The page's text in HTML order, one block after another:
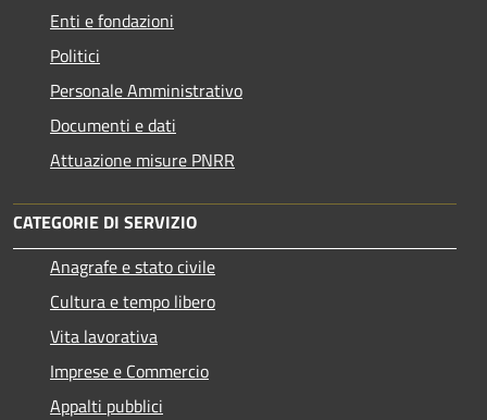
Enti e fondazioni
Politici
Personale Amministrativo
Documenti e dati
Attuazione misure PNRR
CATEGORIE DI SERVIZIO
Anagrafe e stato civile
Cultura e tempo libero
Vita lavorativa
Imprese e Commercio
Appalti pubblici